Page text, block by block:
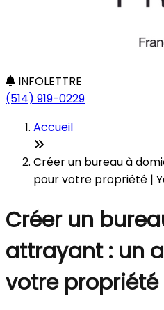
INFOLETTRE
(514) 919-0229
Accueil
Créer un bureau à
pour votre propriété |
Créer un
attrayant : un
votre propriété